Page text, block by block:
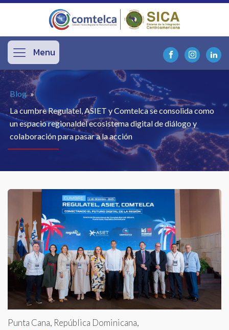
Menu
Blog »
La cumbre Regulatel, ASIET y Comtelca se consolida como
un espacio regionaldel ecosistema digital de diálogo y
colaboración para pasar a la acción
Punta Cana, República Dominicana,